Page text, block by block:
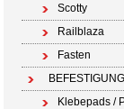
Scotty
Railblaza
Fasten
Klebepads /